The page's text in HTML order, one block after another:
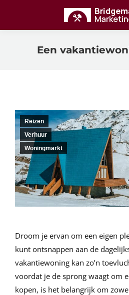
Een
Reizen
Verhuur
Woningmarkt
Droom je ervan om een eigen
kunt ontsnappen aan de
vakantiewoning kan zo’n
voordat je de sprong waagt om
kopen, is het belangrijk om